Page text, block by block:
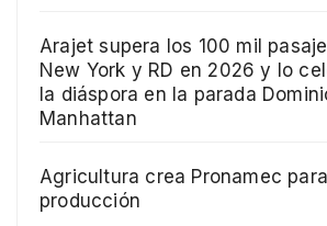
Arajet supera los 100 mil
New York y RD en 2026 y lo
la diáspora en la parada
Manhattan
Agricultura crea Pronamec
producción